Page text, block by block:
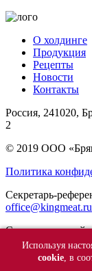
О холдинге
Продукция
Рецепты
Новости
Контакты
Россия, 241020,
2
© 2019 ООО
Политика
Секретарь-
office@kingmeat.ru
Свиноводческий
svk@kingmeat.ru
Для заявок на
Используя
сookie, в